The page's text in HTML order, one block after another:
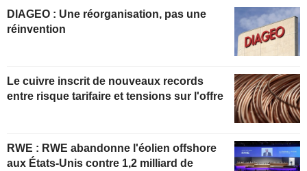
DIAGEO : Une réorganisation, pas une
réinvention
Le cuivre inscrit de nouveaux records
entre risque tarifaire et tensions sur l'offre
RWE : RWE abandonne l'éolien offshore
aux États-Unis contre 1,2 milliard de